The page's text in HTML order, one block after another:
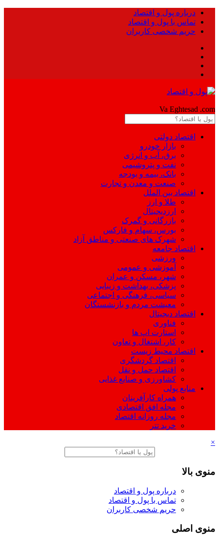
درباره پول و اقتصاد
تماس با پول و اقتصاد
حریم شخصی کاربران
Va Eghtesad .com
اقتصاد دولتی
بازار خودرو
برق، آب و انرژی
نفت و پتروشیمی
بانک، بیمه و بودجه
صنعت و معدن و تجارت
اقتصاد بین الملل
طلا و ارز
ارزدیجیتال
بازرگانی و گمرک
بورس، سهام و فارکس
شهرک های صنعتی و مناطق آزاد
اقتصاد جامعه
ورزشی
آموزشی و عمومی
شهر، مسکن و عمران
پزشکی، بهداشت و زیبایی
سیاسی، فرهنگی و اجتماعی
معیشت مردم و بازنشستگان
اقتصاد دیجیتال
فناوری
استارت اپ ها
کار، اشتغال و تعاون
اقتصاد محیط زیست
اقتصاد گردشگری
اقتصاد حمل و نقل
کشاورزی و صنایع غذایی
منابع پولی
همراه کارآفرینان
مجله افق اقتصادی
مجله روزانه اقتصاد
خرید تتر
×
منوی بالا
درباره پول و اقتصاد
تماس با پول و اقتصاد
حریم شخصی کاربران
منوی اصلی